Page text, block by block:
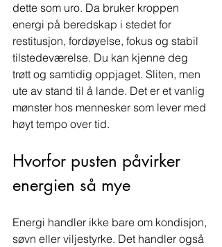
dette som uro. Da bruker kroppen
energi på beredskap i stedet for
restitusjon, fordøyelse, fokus og stabil
tilstedeværelse. Du kan kjenne deg
trøtt og samtidig oppjaget. Sliten, men
ute av stand til å lande. Det er et vanlig
mønster hos mennesker som lever med
høyt tempo over tid.
Hvorfor pusten påvirker
energien så mye
Energi handler ikke bare om kondisjon,
søvn eller viljestyrke. Det handler også